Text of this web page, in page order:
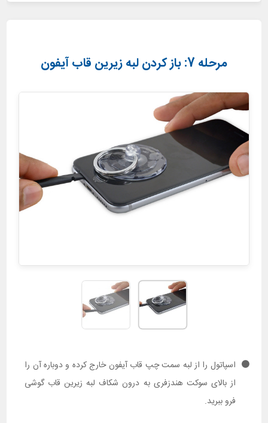
مرحله 7: باز کردن لبه زیرین قاب آیفون
اسپاتول را از لبه سمت چپ قاب آیفون خارج کرده و دوباره آن را
از بالای سوکت هندزفری به درون شکاف لبه زیرین قاب گوشی
فرو ببرید.